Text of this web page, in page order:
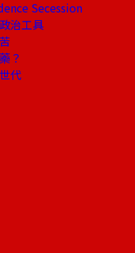
Secession
治工具
？
代